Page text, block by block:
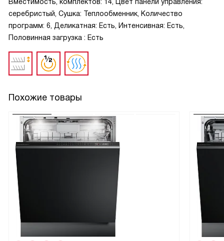
серебристый, Сушка: Теплообменник, Количество
программ: 6, Деликатная: Есть, Интенсивная: Есть,
Половинная загрузка : Есть
Похожие товары